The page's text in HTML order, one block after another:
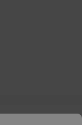
a Domicilio -